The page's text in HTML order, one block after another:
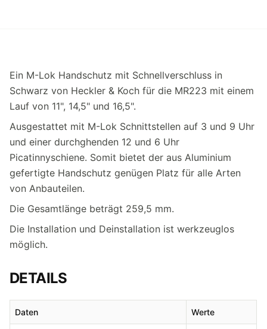
Ein M-Lok Handschutz mit Schnellverschluss in
Schwarz von Heckler & Koch für die MR223 mit einem
Lauf von 11", 14,5" und 16,5".
Ausgestattet mit M-Lok Schnittstellen auf 3 und 9 Uhr
und einer durchghenden 12 und 6 Uhr
Picatinnyschiene. Somit bietet der aus Aluminium
gefertigte Handschutz genügen Platz für alle Arten
von Anbauteilen.
Die Gesamtlänge beträgt 259,5 mm.
Die Installation und Deinstallation ist werkzeuglos
möglich.
DETAILS
Daten Werte